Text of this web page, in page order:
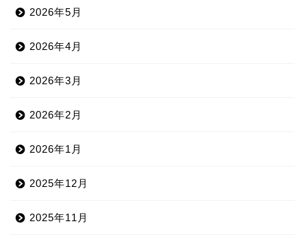
2026年5月
2026年4月
2026年3月
2026年2月
2026年1月
2025年12月
2025年11月